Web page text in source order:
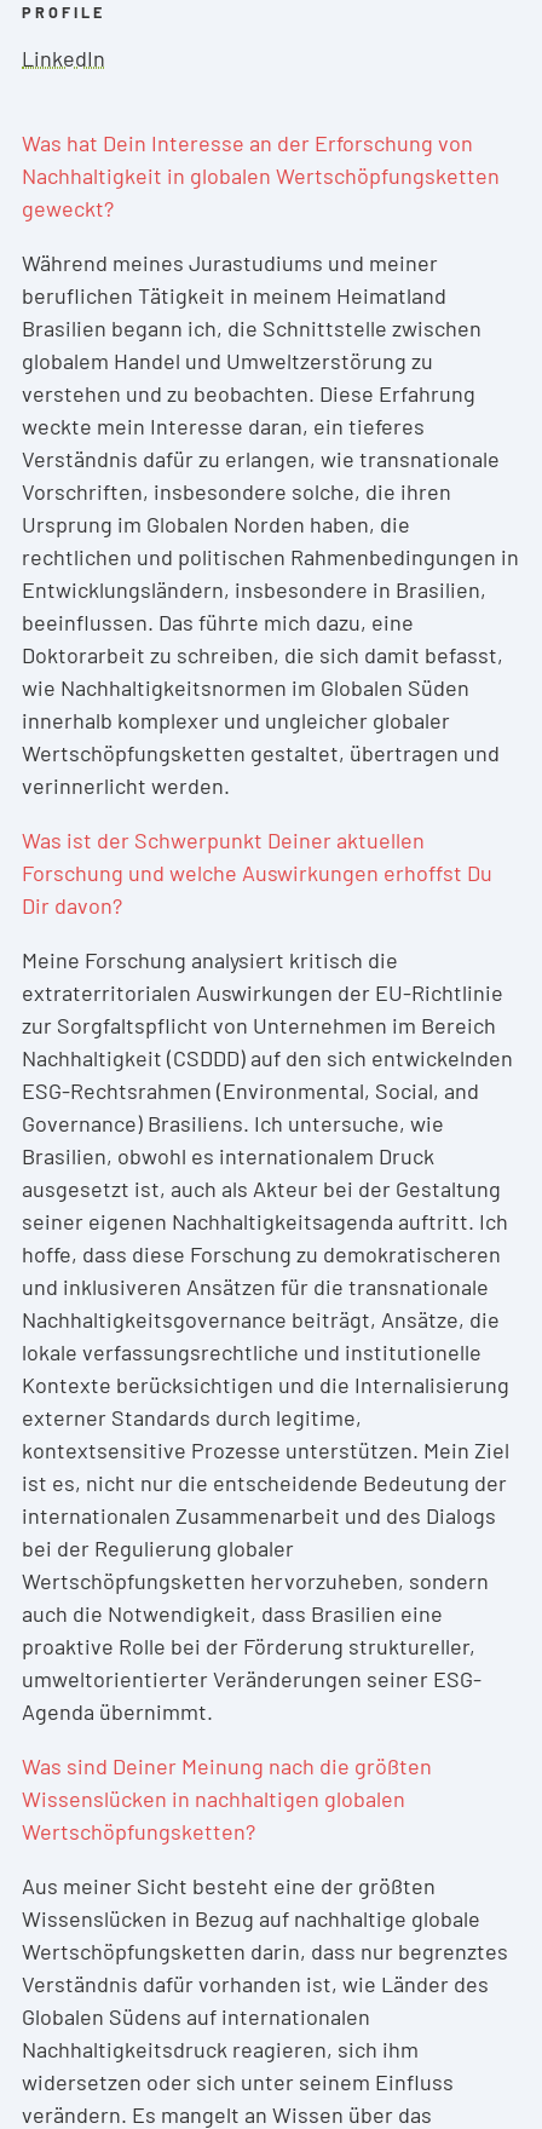
Was hat Dein Interesse an der Erforschung von
Nachhaltigkeit in globalen Wertschöpfungsketten
geweckt?
Während meines Jurastudiums und meiner
beruflichen Tätigkeit in meinem Heimatland
Brasilien begann ich, die Schnittstelle zwischen
globalem Handel und Umweltzerstörung zu
verstehen und zu beobachten. Diese Erfahrung
weckte mein Interesse daran, ein tieferes
Verständnis dafür zu erlangen, wie transnationale
Vorschriften, insbesondere solche, die ihren
Ursprung im Globalen Norden haben, die
rechtlichen und politischen Rahmenbedingungen in
Entwicklungsländern, insbesondere in Brasilien,
beeinflussen. Das führte mich dazu, eine
Doktorarbeit zu schreiben, die sich damit befasst,
wie Nachhaltigkeitsnormen im Globalen Süden
innerhalb komplexer und ungleicher globaler
Wertschöpfungsketten gestaltet, übertragen und
verinnerlicht werden.
Was ist der Schwerpunkt Deiner aktuellen
Forschung und welche Auswirkungen erhoffst Du
Dir davon?
Meine Forschung analysiert kritisch die
extraterritorialen Auswirkungen der EU-Richtlinie
zur Sorgfaltspflicht von Unternehmen im Bereich
Nachhaltigkeit (CSDDD) auf den sich entwickelnden
ESG-Rechtsrahmen (Environmental, Social, and
Governance) Brasiliens. Ich untersuche, wie
Brasilien, obwohl es internationalem Druck
ausgesetzt ist, auch als Akteur bei der Gestaltung
seiner eigenen Nachhaltigkeitsagenda auftritt. Ich
hoffe, dass diese Forschung zu demokratischeren
und inklusiveren Ansätzen für die transnationale
Nachhaltigkeitsgovernance beiträgt, Ansätze, die
lokale verfassungsrechtliche und institutionelle
Kontexte berücksichtigen und die Internalisierung
externer Standards durch legitime,
kontextsensitive Prozesse unterstützen. Mein Ziel
ist es, nicht nur die entscheidende Bedeutung der
internationalen Zusammenarbeit und des Dialogs
bei der Regulierung globaler
Wertschöpfungsketten hervorzuheben, sondern
auch die Notwendigkeit, dass Brasilien eine
proaktive Rolle bei der Förderung struktureller,
umweltorientierter Veränderungen seiner ESG-
Agenda übernimmt.
Was sind Deiner Meinung nach die größten
Wissenslücken in nachhaltigen globalen
Wertschöpfungsketten?
Aus meiner Sicht besteht eine der größten
Wissenslücken in Bezug auf nachhaltige globale
Wertschöpfungsketten darin, dass nur begrenztes
Verständnis dafür vorhanden ist, wie Länder des
Globalen Südens auf internationalen
Nachhaltigkeitsdruck reagieren, sich ihm
widersetzen oder sich unter seinem Einfluss
verändern. Es mangelt an Wissen über das
PROFILE
LinkedIn